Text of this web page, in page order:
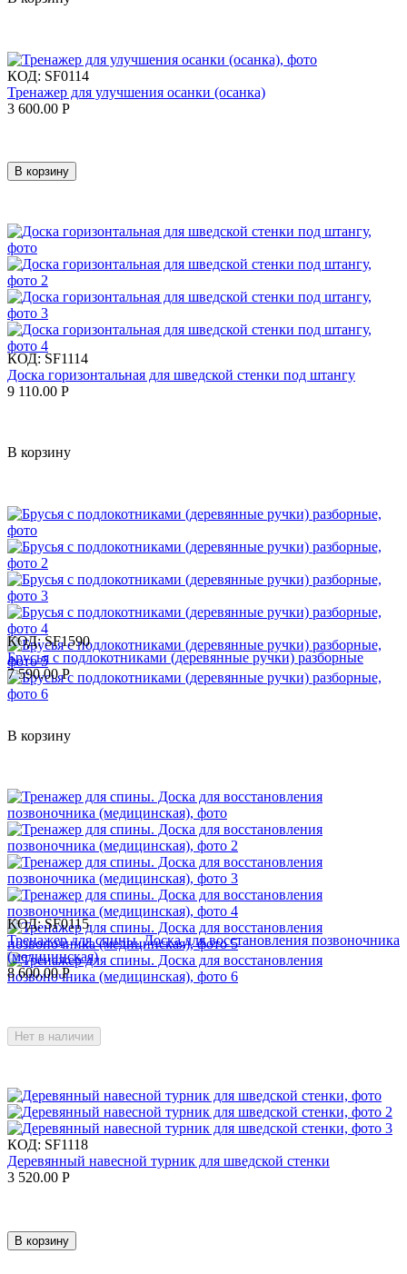
КОД: SF0114
Тренажер для улучшения осанки (осанка)
3 600.00 Р
В корзину
КОД: SF1114
Доска горизонтальная для шведской стенки под штангу
9 110.00 Р
В корзину
КОД: SF1590
Брусья с подлокотниками (деревянные ручки) разборные
7 590.00 Р
В корзину
КОД: SF0115
Тренажер для спины. Доска для восстановления позвоночника
(медицинская)
8 600.00 Р
Нет в наличии
КОД: SF1118
Деревянный навесной турник для шведской стенки
3 520.00 Р
В корзину